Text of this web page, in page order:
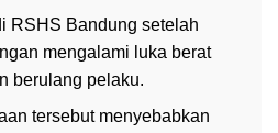
RSHS Bandung setelah
mengalami luka berat
berulang pelaku.
tersebut menyebabkan